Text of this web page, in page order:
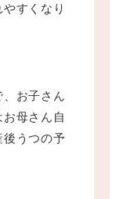
すくなり
お子さん
母さん自
うつの予